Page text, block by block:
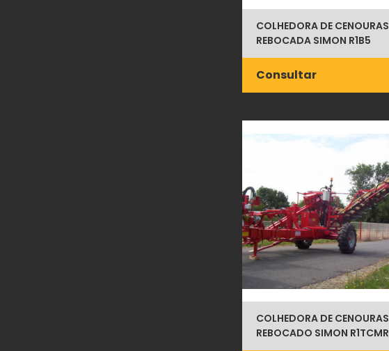
COLHEDORA DE CENOURAS
REBOCADA SIMON R1B5
Consultar
COLHEDORA DE CENOURAS
REBOCADO SIMON R1TCMR